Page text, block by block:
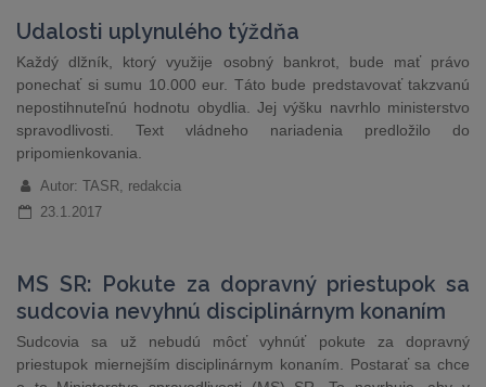
Udalosti uplynulého týždňa
Každý dlžník, ktorý využije osobný bankrot, bude mať právo
ponechať si sumu 10.000 eur. Táto bude predstavovať takzvanú
nepostihnuteľnú hodnotu obydlia. Jej výšku navrhlo ministerstvo
spravodlivosti. Text vládneho nariadenia predložilo do
pripomienkovania.
Autor: TASR, redakcia
23.1.2017
MS SR: Pokute za dopravný priestupok sa
sudcovia nevyhnú disciplinárnym konaním
Sudcovia sa už nebudú môcť vyhnúť pokute za dopravný
priestupok miernejším disciplinárnym konaním. Postarať sa chce